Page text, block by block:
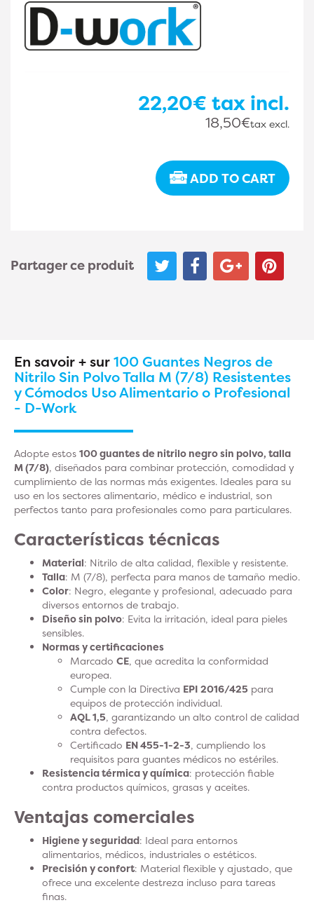
22,20€ tax incl.
18,50€tax excl.
ADD TO CART
Partager ce produit
En savoir + sur100 Guantes Negros de
Nitrilo Sin Polvo Talla M (7/8) Resistentes
y Cómodos Uso Alimentario o Profesional
- D-Work
Adopte estos 100 guantes de nitrilo negro sin polvo, talla
M (7/8), diseñados para combinar protección, comodidad y
cumplimiento de las normas más exigentes. Ideales para su
uso en los sectores alimentario, médico e industrial, son
perfectos tanto para profesionales como para particulares.
Características técnicas
Material: Nitrilo de alta calidad, flexible y resistente.
Talla: M (7/8), perfecta para manos de tamaño medio.
Color: Negro, elegante y profesional, adecuado para
diversos entornos de trabajo.
Diseño sin polvo: Evita la irritación, ideal para pieles
sensibles.
Normas y certificaciones
Marcado CE, que acredita la conformidad
europea.
Cumple con la Directiva EPI 2016/425 para
equipos de protección individual.
AQL 1,5, garantizando un alto control de calidad
contra defectos.
Certificado EN 455-1-2-3, cumpliendo los
requisitos para guantes médicos no estériles.
Resistencia térmica y química: protección fiable
contra productos químicos, grasas y aceites.
Ventajas comerciales
Higiene y seguridad: Ideal para entornos
alimentarios, médicos, industriales o estéticos.
Precisión y confort: Material flexible y ajustado, que
ofrece una excelente destreza incluso para tareas
finas.